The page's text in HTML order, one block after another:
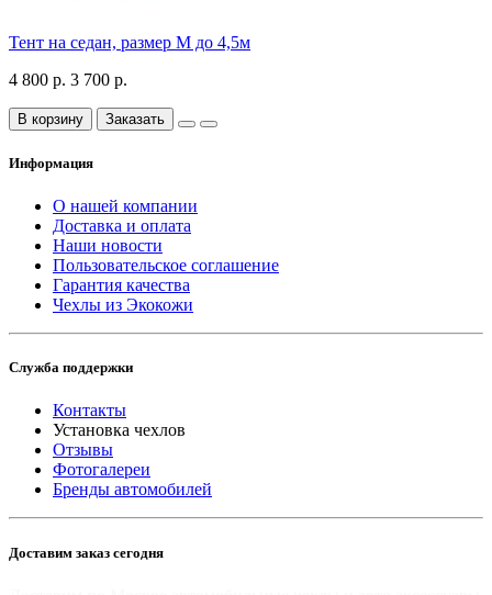
Тент на седан, размер М до 4,5м
4 800 р. 3 700 р.
В корзину Заказать
Информация
О нашей компании
Доставка и оплата
Наши новости
Пользовательское соглашение
Гарантия качества
Чехлы из Экокожи
Служба поддержки
Контакты
Установка чехлов
Отзывы
Фотогалереи
Бренды автомобилей
Доставим заказ сегодня